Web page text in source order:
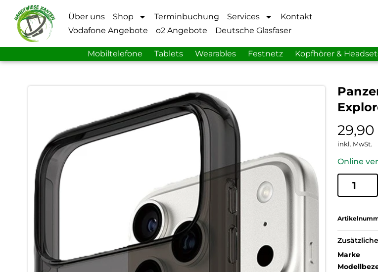
Über uns Shop Terminbuchung Services
Kontakt
Vodafone Angebote
o2 Angebote Deutsche Glasfaser
Mobiltelefone Tablets Wearables Festnetz Kopfhörer &
29,90
inkl. MwSt.
Online
Marke